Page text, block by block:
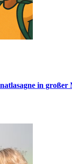
in großer